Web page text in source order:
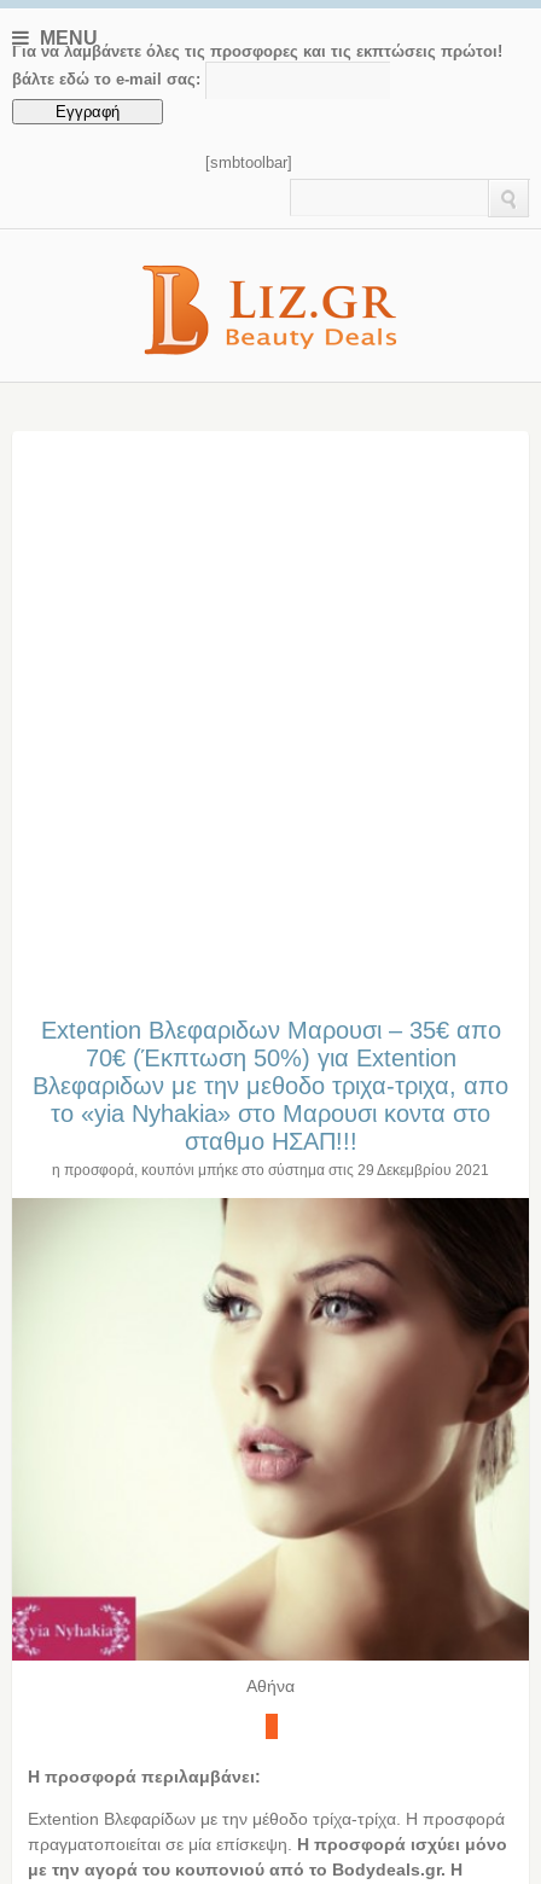
MENU
Για να λαμβάνετε όλες τις προσφορες και τις εκπτώσεις πρώτοι!
βάλτε εδώ το e-mail σας:
[smbtoolbar]
Extention Βλεφαριδων Μαρουσι – 35€ απο
70€ (Έκπτωση 50%) για Extention
Βλεφαριδων με την μεθοδο τριχα-τριχα, απο
το «yia Nyhakia» στο Μαρουσι κοντα στο
σταθμο ΗΣΑΠ!!!
η προσφορά, κουπόνι μπήκε στο σύστημα στις 29 Δεκεμβρίου 2021
Αθήνα
Η προσφορά περιλαμβάνει:
Extention Βλεφαρίδων με την μέθοδο τρίχα-τρίχα. Η προσφορά
πραγματοποιείται σε μία επίσκεψη. Η προσφορά ισχύει μόνο
με την αγορά του κουπονιού από το Bodydeals.gr. Η